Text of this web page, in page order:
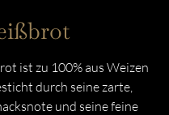
ist zu 100% aus Weizen
durch seine zarte,
und seine feine